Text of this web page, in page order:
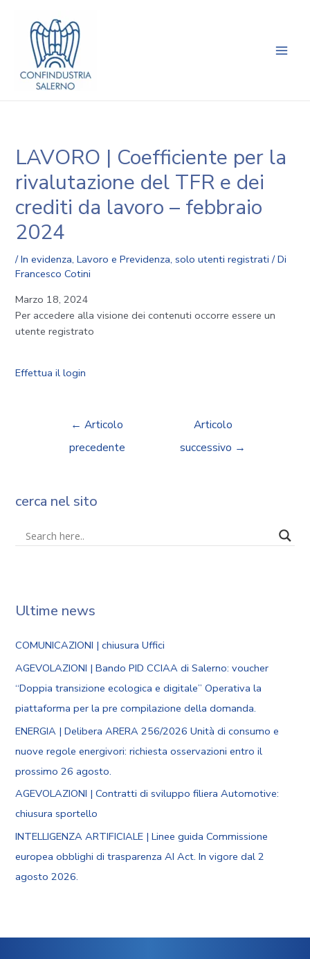
contenuto
LAVORO | Coefficiente per la
rivalutazione del TFR e dei
crediti da lavoro – febbraio
2024
/In evidenza,Lavoro e Previdenza,solo utenti registrati / Di
Francesco Cotini
Marzo 18, 2024
Per accedere alla visione dei contenuti occorre essere un
utente registrato
Effettua il login
articoli
← Articolo
precedente
Articolo
successivo →
cerca nel sito
Ultime news
COMUNICAZIONI | chiusura Uffici
AGEVOLAZIONI | Bando PID CCIAA di Salerno: voucher
“Doppia transizione ecologica e digitale” Operativa la
piattaforma per la pre compilazione della domanda.
ENERGIA | Delibera ARERA 256/2026 Unità di consumo e
nuove regole energivori: richiesta osservazioni entro il
prossimo 26 agosto.
AGEVOLAZIONI | Contratti di sviluppo filiera Automotive:
chiusura sportello
INTELLIGENZA ARTIFICIALE | Linee guida Commissione
europea obblighi di trasparenza AI Act. In vigore dal 2
agosto 2026.